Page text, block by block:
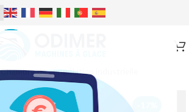
Chambre de congélation industrielle